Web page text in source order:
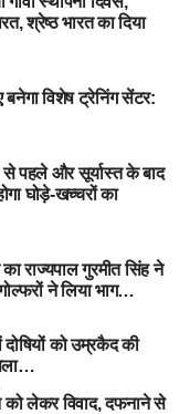
श्रेष्ठ भारत का दिया
बनेगा विशेष ट्रेनिंग सेंटर:
से पहले और सूर्यास्त के बाद
घोड़े-खच्चरों का
राज्यपाल गुरमीत सिंह ने
ने लिया भाग…
दोषियों को उम्रकैद की
को लेकर विवाद, दफनाने से